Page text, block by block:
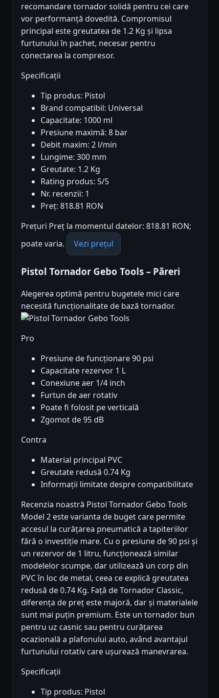
recomandare tornador solidă pentru cei care
vor performanță dovedită. Compromisul
principal este greutatea de 1.2 Kg și lipsa
furtunului în pachet, necesar pentru
conectarea la compresor.
Specificații
Tip produs: Pistol
Brand compatibil: Universal
Capacitate: 1000 ml
Presiune maximă: 8 bar
Debit maxim: 2 l/min
Lungime: 300 mm
Greutate: 1.2 Kg
Rating produs: 5/5
Nr. recenzii: 1
Preț: 818.81 RON
Prețuri Preț la momentul datelor: 818.81 RON;
poate varia.
Vezi prețul
Pistol Tornador Gebo Tools – Păreri
Alegerea optimă pentru bugetele mici care
necesită funcționalitate de bază tornador.
Pro
Presiune de funcționare 90 psi
Capacitate rezervor 1 L
Conexiune aer 1/4 inch
Furtun de aer rotativ
Poate fi folosit pe verticală
Zgomot de 95 dB
Contra
Material principal PVC
Greutate redusă 0.74 Kg
Informații limitate despre compatibilitate
Recenzia noastră Pistol Tornador Gebo Tools
Model 2 este varianta de buget care permite
accesul la curățarea pneumatică a tapiteriilor
fără o investiție mare. Cu o presiune de 90 psi și
un rezervor de 1 litru, funcționează similar
modelelor scumpe, dar utilizează un corp din
PVC în loc de metal, ceea ce explică greutatea
redusă de 0.74 Kg. Față de Tornador Classic,
diferența de preț este majoră, dar și materialele
sunt mai puțin premium. Este un tornador bun
pentru uz casnic sau pentru curățarea
ocazională a plafonului auto, având avantajul
furtunului rotativ care ușurează manevrarea.
Specificații
Tip produs: Pistol